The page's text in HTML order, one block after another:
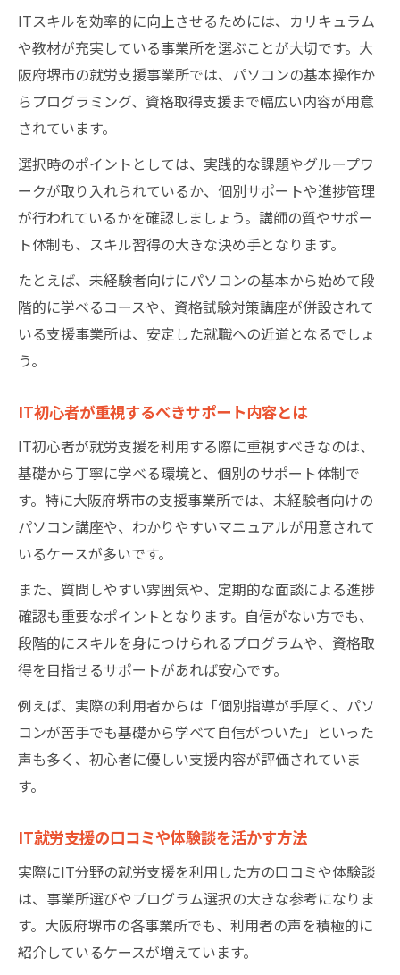
ITスキルを効率的に向上させるためには、カリキュラム
や教材が充実している事業所を選ぶことが大切です。大
阪府堺市の就労支援事業所では、パソコンの基本操作か
らプログラミング、資格取得支援まで幅広い内容が用意
されています。
選択時のポイントとしては、実践的な課題やグループワ
ークが取り入れられているか、個別サポートや進捗管理
が行われているかを確認しましょう。講師の質やサポー
ト体制も、スキル習得の大きな決め手となります。
たとえば、未経験者向けにパソコンの基本から始めて段
階的に学べるコースや、資格試験対策講座が併設されて
いる支援事業所は、安定した就職への近道となるでしょ
う。
IT初心者が重視するべきサポート内容とは
IT初心者が就労支援を利用する際に重視すべきなのは、
基礎から丁寧に学べる環境と、個別のサポート体制で
す。特に大阪府堺市の支援事業所では、未経験者向けの
パソコン講座や、わかりやすいマニュアルが用意されて
いるケースが多いです。
また、質問しやすい雰囲気や、定期的な面談による進捗
確認も重要なポイントとなります。自信がない方でも、
段階的にスキルを身につけられるプログラムや、資格取
得を目指せるサポートがあれば安心です。
例えば、実際の利用者からは「個別指導が手厚く、パソ
コンが苦手でも基礎から学べて自信がついた」といった
声も多く、初心者に優しい支援内容が評価されていま
す。
IT就労支援の口コミや体験談を活かす方法
実際にIT分野の就労支援を利用した方の口コミや体験談
は、事業所選びやプログラム選択の大きな参考になりま
す。大阪府堺市の各事業所でも、利用者の声を積極的に
紹介しているケースが増えています。